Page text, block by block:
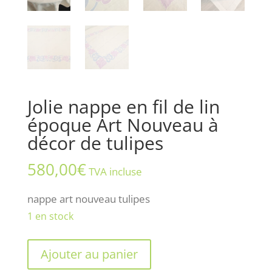
Jolie nappe en fil de lin
époque Art Nouveau à
décor de tulipes
580,00€TVA incluse
nappe art nouveau tulipes
1 en stock
quantité
Ajouter au panier